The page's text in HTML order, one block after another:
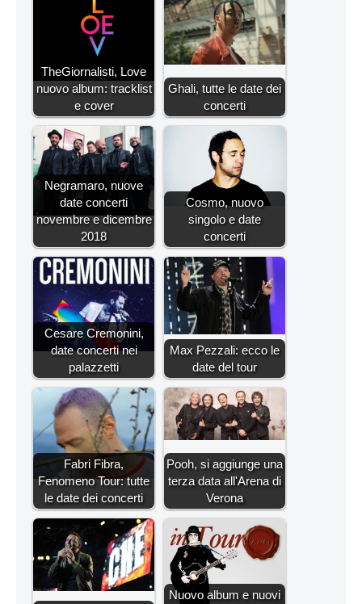
TheGiornalisti, Love
nuovo album: tracklist
e cover
Ghali, tutte le date dei
concerti
Negramaro, nuove
date concerti
novembre e dicembre
2018
Cosmo, nuovo
singolo e date
concerti
Cesare Cremonini,
date concerti nei
palazzetti
Max Pezzali: ecco le
date del tour
Fabri Fibra,
Fenomeno Tour: tutte
le date dei concerti
Pooh, si aggiunge una
terza data all'Arena di
Verona
Nuovo album e nuovi